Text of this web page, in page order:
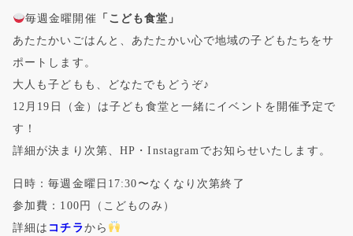
毎週金曜開催
「こども食堂」
あたたかいごはんと、あたたかい心で地域の子どもたちをサ
ポートします。
大人も子どもも、どなたでもどうぞ♪
12月19日（金）は子ども食堂と一緒にイベントを開催予定で
す！
詳細が決まり次第、HP・Instagramでお知らせいたします。
日時：毎週金曜日17:30〜なくなり次第終了
参加費：100円（こどものみ）
詳細は コチラから